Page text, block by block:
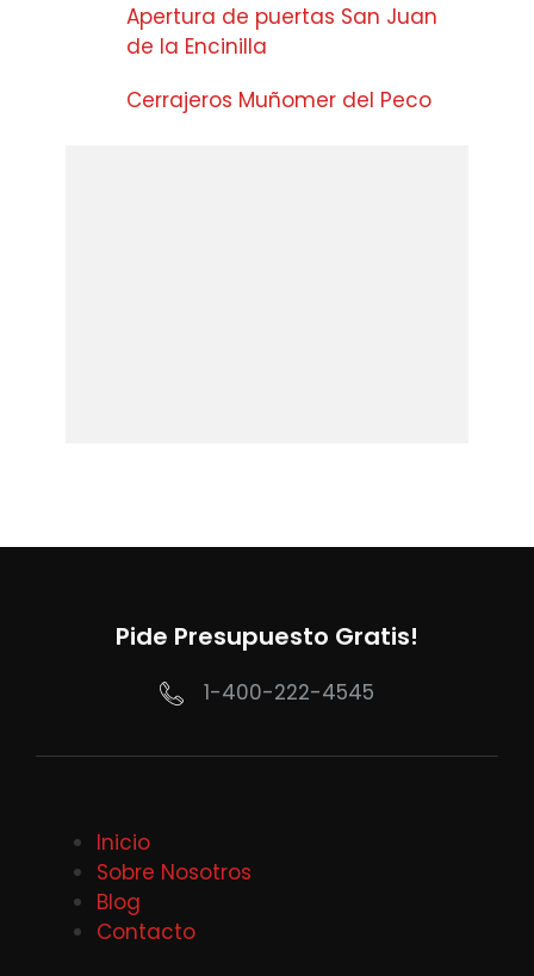
Apertura de puertas San Juan
de la Encinilla
Cerrajeros Muñomer del Peco
Pide Presupuesto Gratis!
1-400-222-4545
Inicio
Sobre Nosotros
Blog
Contacto